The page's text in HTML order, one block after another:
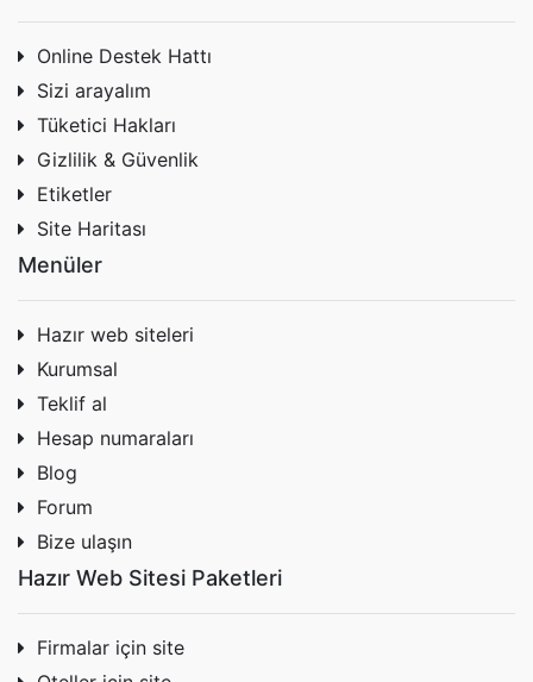
Online Destek Hattı
Sizi arayalım
Tüketici Hakları
Gizlilik & Güvenlik
Etiketler
Site Haritası
Menüler
Hazır web siteleri
Kurumsal
Teklif al
Hesap numaraları
Blog
Forum
Bize ulaşın
Hazır Web Sitesi Paketleri
Firmalar için site